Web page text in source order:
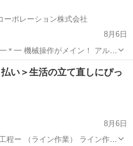
ーポレーション株式会社
8月6日
アルミ
る製造工程のお仕事です。 重い
から始めたスタッフも多数活躍
作業 スタッフ
い＞生活の立て直しにぴっ
8月6日
程ー （ライン作業） ライン作業